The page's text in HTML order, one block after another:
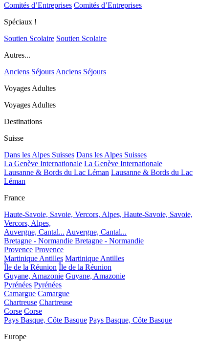
Comités d’Entreprises Comités d’Entreprises
Spéciaux !
Soutien Scolaire Soutien Scolaire
Autres...
Anciens Séjours Anciens Séjours
Voyages Adultes
Voyages Adultes
Destinations
Suisse
Dans les Alpes Suisses Dans les Alpes Suisses
La Genève Internationale La Genève Internationale
Lausanne & Bords du Lac Léman Lausanne & Bords du Lac
Léman
France
Haute-Savoie, Savoie, Vercors, Alpes, Haute-Savoie, Savoie,
Vercors, Alpes,
Auvergne, Cantal... Auvergne, Cantal...
Bretagne - Normandie Bretagne - Normandie
Provence Provence
Martinique Antilles Martinique Antilles
Île de la Réunion Île de la Réunion
Guyane, Amazonie Guyane, Amazonie
Pyrénées Pyrénées
Camargue Camargue
Chartreuse Chartreuse
Corse Corse
Pays Basque, Côte Basque Pays Basque, Côte Basque
Europe